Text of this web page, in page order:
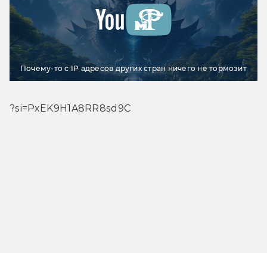
Почему-то с IP адресов других стран ничего не тормозит
?si=PxEK9H1A8RR8sd9C